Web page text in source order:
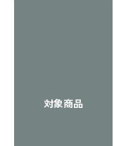
対象商品